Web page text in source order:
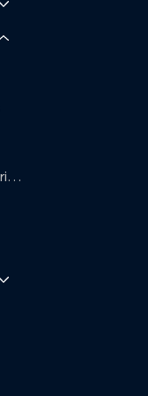
Immunisation et gestion bactérienne